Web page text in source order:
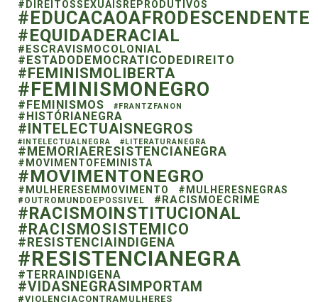
#DIREITOSSEXUAISREPRODUTIVOS
#EDUCACAOAFRODESCENDENTE
#EQUIDADERACIAL
#ESCRAVISMOCOLONIAL
#ESTADODEMOCRATICODEDIREITO
#FEMINISMOLIBERTA
#FEMINISMONEGRO
#FEMINISMOS #FRANTZFANON
#HISTÓRIANEGRA
#INTELECTUAISNEGROS
#INTELECTUALNEGRA #LITERATURANEGRA
#MEMORIAERESISTENCIANEGRA
#MOVIMENTOFEMINISTA
#MOVIMENTONEGRO
#MULHERESEMMOVIMENTO #MULHERESNEGRAS
#OUTROMUNDOEPOSSIVEL #RACISMOECRIME
#RACISMOINSTITUCIONAL
#RACISMOSISTEMICO
#RESISTENCIAINDIGENA
#RESISTENCIANEGRA
#TERRAINDIGENA
#VIDASNEGRASIMPORTAM
#VIOLENCIACONTRAMULHERES